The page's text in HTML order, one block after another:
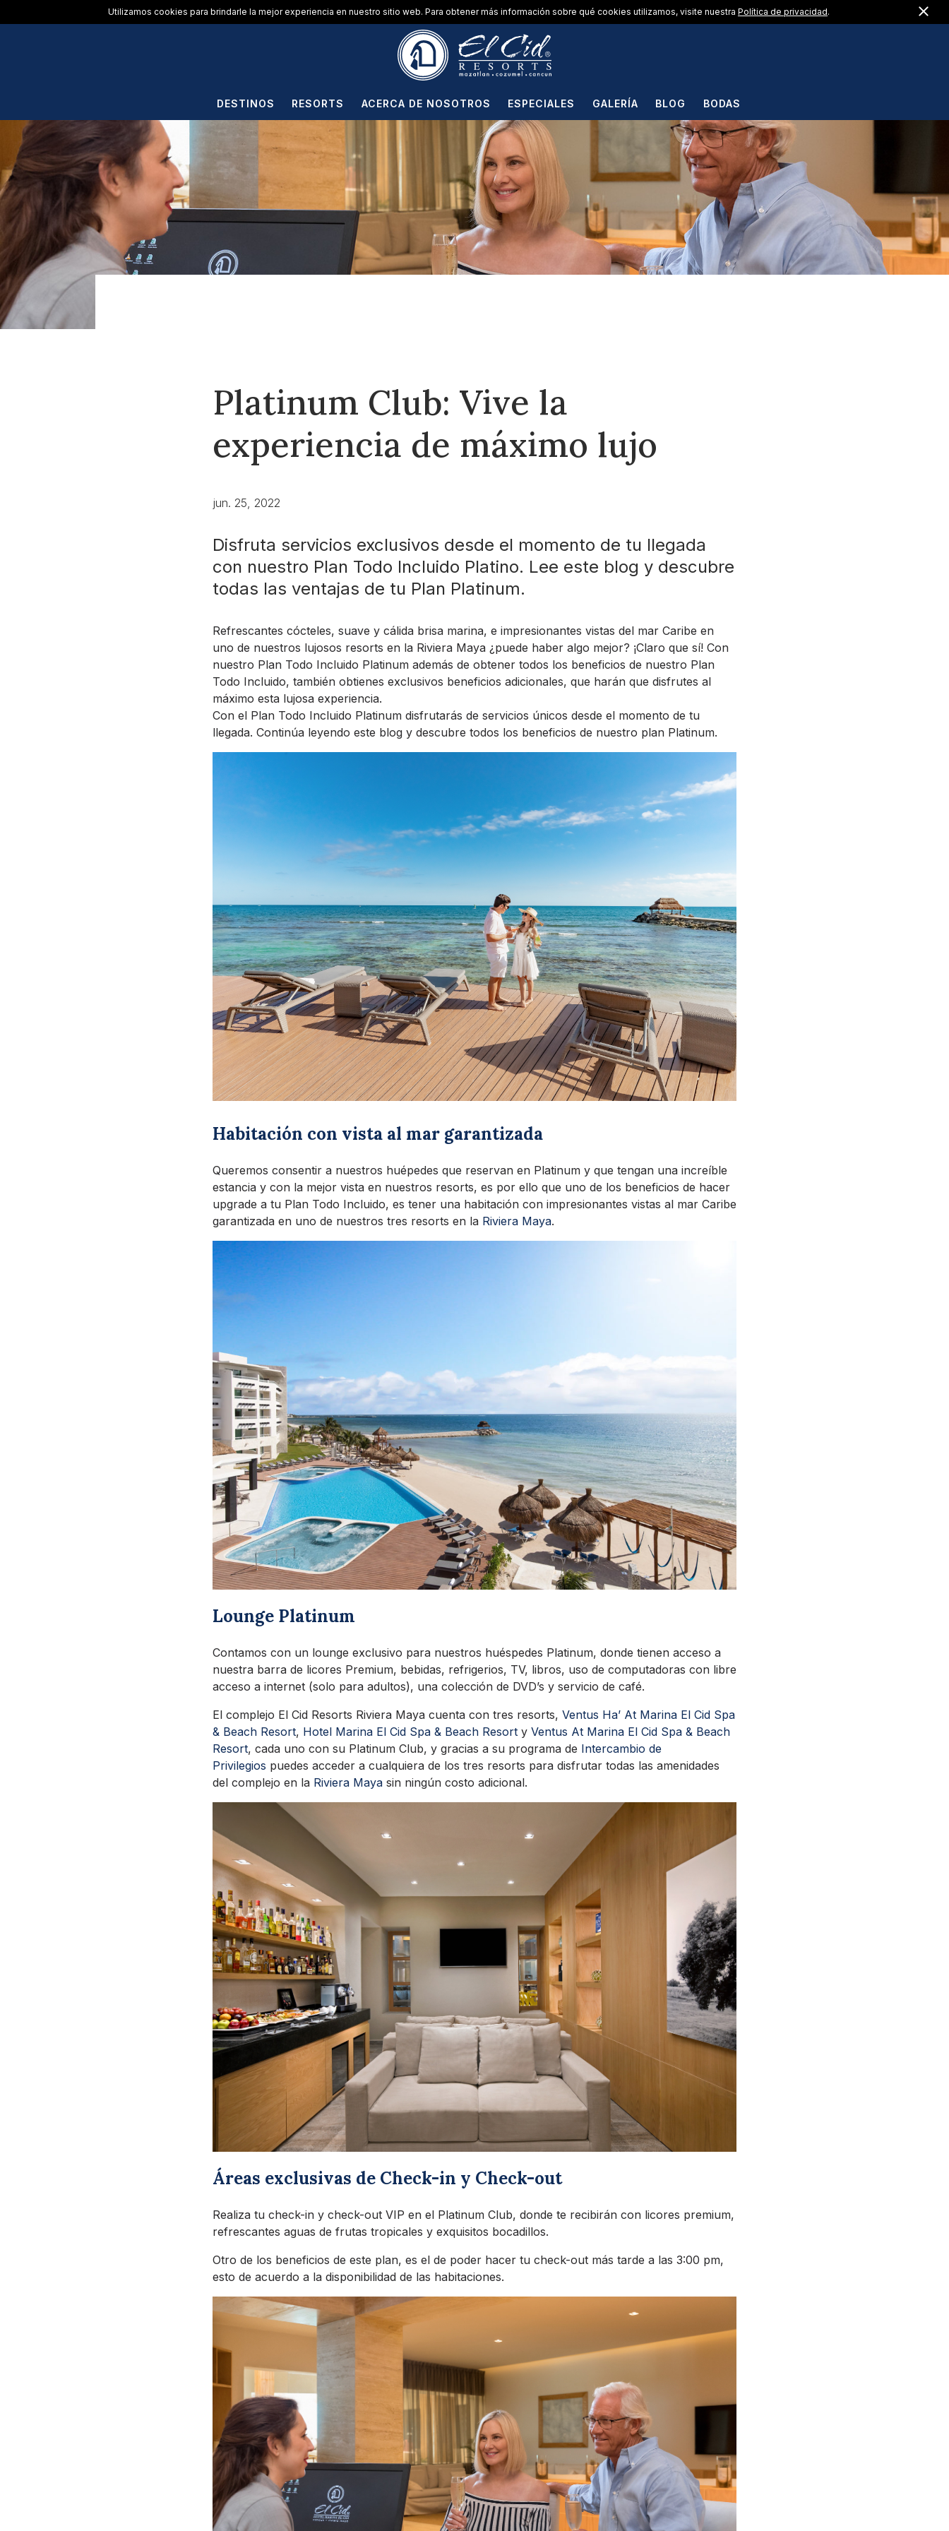
Utilizamos cookies para brindarle la mejor experiencia en nuestro sitio web. Para obtener más información sobre qué cookies utilizamos, visite nuestra Política de privacidad.
US +1 (888) 217-1183
DESTINOS RESORTS ACERCA DE NOSOTROS ESPECIALES GALERÍA BLOG BODAS
Platinum Club: Vive la
experiencia de máximo lujo
jun. 25, 2022
Disfruta servicios exclusivos desde el momento de tu llegada
con nuestro Plan Todo Incluido Platino. Lee este blog y descubre
todas las ventajas de tu Plan Platinum.
Refrescantes cócteles, suave y cálida brisa marina, e impresionantes vistas del mar Caribe en
uno de nuestros lujosos resorts en la Riviera Maya ¿puede haber algo mejor? ¡Claro que sí! Con
nuestro Plan Todo Incluido Platinum además de obtener todos los beneficios de nuestro Plan
Todo Incluido, también obtienes exclusivos beneficios adicionales, que harán que disfrutes al
máximo esta lujosa experiencia.
Con el Plan Todo Incluido Platinum disfrutarás de servicios únicos desde el momento de tu
llegada. Continúa leyendo este blog y descubre todos los beneficios de nuestro plan Platinum.
Habitación con vista al mar garantizada
Queremos consentir a nuestros huépedes que reservan en Platinum y que tengan una increíble
estancia y con la mejor vista en nuestros resorts, es por ello que uno de los beneficios de hacer
upgrade a tu Plan Todo Incluido, es tener una habitación con impresionantes vistas al mar Caribe
garantizada en uno de nuestros tres resorts en la Riviera Maya.
Lounge Platinum
Contamos con un lounge exclusivo para nuestros huéspedes Platinum, donde tienen acceso a
nuestra barra de licores Premium, bebidas, refrigerios, TV, libros, uso de computadoras con libre
acceso a internet (solo para adultos), una colección de DVD’s y servicio de café.
El complejo El Cid Resorts Riviera Maya cuenta con tres resorts, Ventus Ha’ At Marina El Cid Spa
& Beach Resort, Hotel Marina El Cid Spa & Beach Resort y Ventus At Marina El Cid Spa & Beach
Resort, cada uno con su Platinum Club, y gracias a su programa de Intercambio de
Privilegios puedes acceder a cualquiera de los tres resorts para disfrutar todas las amenidades
del complejo en la Riviera Maya sin ningún costo adicional.
Áreas exclusivas de Check-in y Check-out
Realiza tu check-in y check-out VIP en el Platinum Club, donde te recibirán con licores premium,
refrescantes aguas de frutas tropicales y exquisitos bocadillos.
Otro de los beneficios de este plan, es el de poder hacer tu check-out más tarde a las 3:00 pm,
esto de acuerdo a la disponibilidad de las habitaciones.